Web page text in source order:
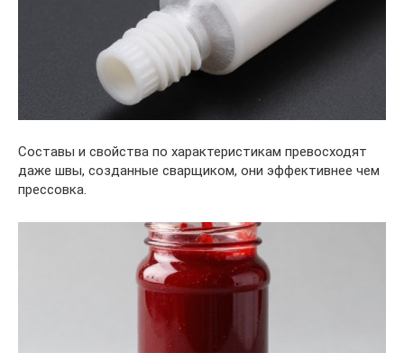
Составы и свойства по характеристикам превосходят
даже швы, созданные сварщиком, они эффективнее чем
прессовка.